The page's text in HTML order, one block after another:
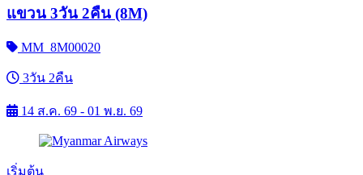
แขวน 3วัน 2คืน (8M)
MM_8M00020
3วัน 2คืน
14 ส.ค. 69 - 01 พ.ย. 69
เริ่มต้น